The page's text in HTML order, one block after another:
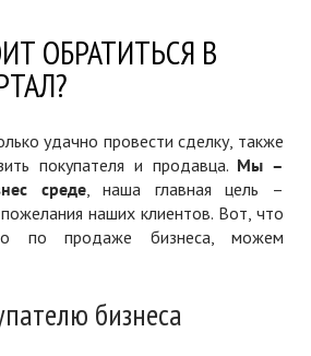
ОБРАТИТЬСЯ В
удачно провести сделку, также
покупателя и продавца. Мы –
среде, наша главная цель –
наших клиентов. Вот, что
по продаже бизнеса, можем
бизнеса